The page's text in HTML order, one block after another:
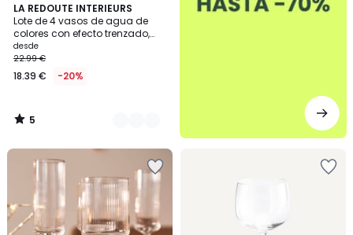
LA REDOUTE INTERIEURS
Lote de 4 vasos de agua de
colores con efecto trenzado,
JILL
desde
22.99 €
18.39 € -20%
5
/
5
2
Colores
5
/